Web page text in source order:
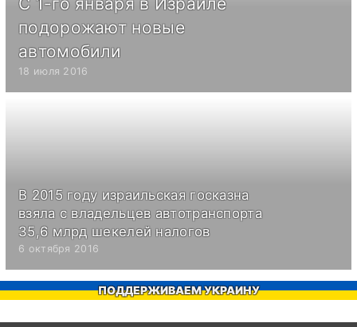
подорожают новые
автомобили
18 июля 2016
В 2015 году израильская госказна
взяла с владельцев автотранспорта
35,6 млрд шекелей налогов
6 октября 2016
ПОДДЕРЖИВАЕМ УКРАИНУ